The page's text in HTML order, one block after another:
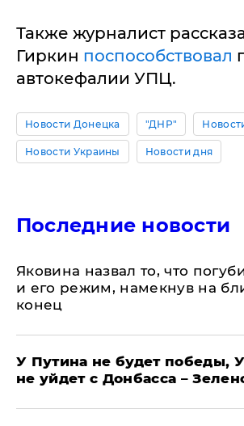
Также журналист
Гиркин поспособствовал
автокефалии УПЦ.
Новости Донецка "ДНР"
Новости Украины Новости дня
Последние новости
Яковина назвал то, что
и его режим, намекнув на
конец
У Путина не будет победы,
не уйдет с Донбасса –